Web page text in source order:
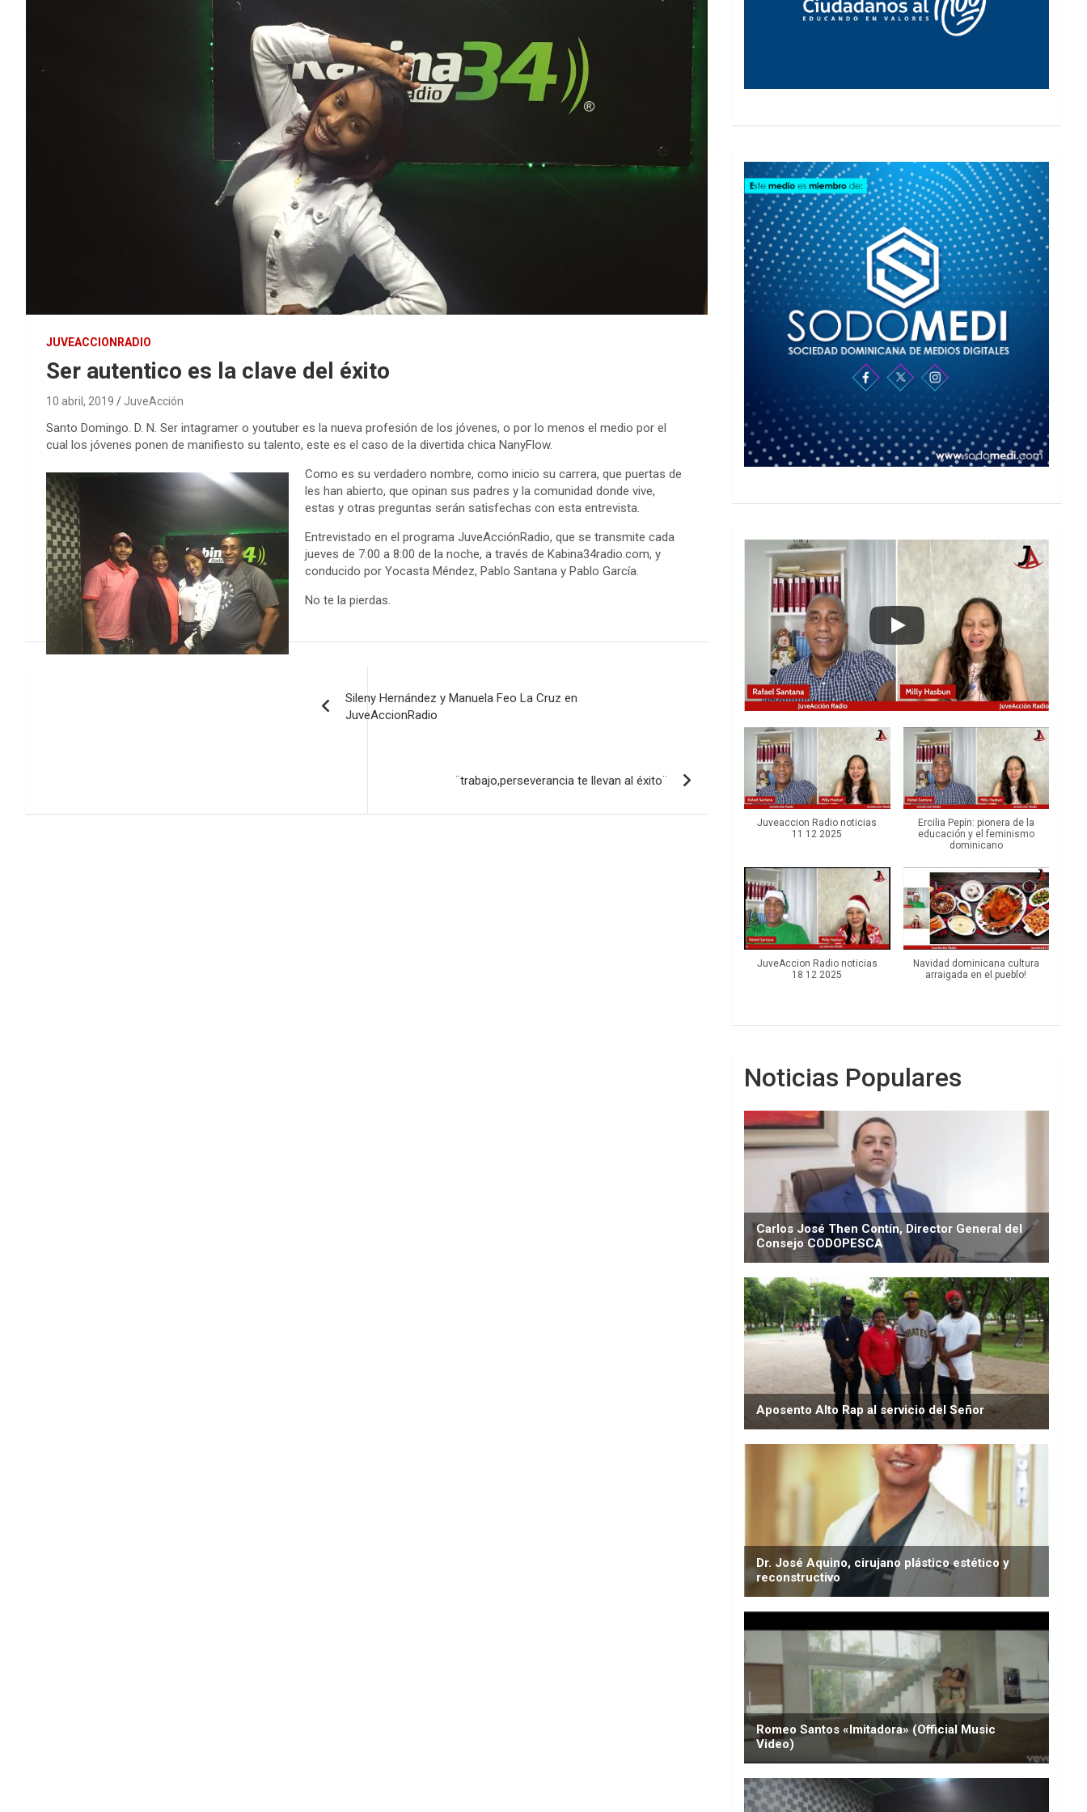
JUVEACCIONRADIO
Ser autentico es la clave del éxito
10 abril, 2019 JuveAcción
Santo Domingo. D. N. Ser intagramer o youtuber es la nueva profesión de los jóvenes, o por lo menos el medio por el
cual los jóvenes ponen de manifiesto su talento, este es el caso de la divertida chica NanyFlow.
Como es su verdadero nombre, como inicio su carrera, que puertas de
les han abierto, que opinan sus padres y la comunidad donde vive,
estas y otras preguntas serán satisfechas con esta entrevista.
Entrevistado en el programa JuveAcciónRadio, que se transmite cada
jueves de 7:00 a 8:00 de la noche, a través de Kabina34radio.com, y
conducido por Yocasta Méndez, Pablo Santana y Pablo García.
No te la pierdas.
Sileny Hernández y Manuela Feo La Cruz en
JuveAccionRadio
¨trabajo,perseverancia te llevan al éxito¨
Juveaccion Radio noticias
11 12 2025
Ercilia Pepín: pionera de la
educación y el feminismo
dominicano
JuveAccion Radio noticias
18 12 2025
Navidad dominicana cultura
arraigada en el pueblo!
Noticias Populares